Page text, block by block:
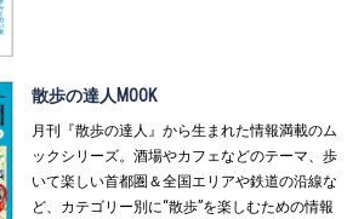
散歩の達人MOOK
月刊『散歩の達人』から生まれた情報満載のム
ックシリーズ。酒場やカフェなどのテーマ、歩
いて楽しい首都圏＆全国エリアや鉄道の沿線な
ど、カテゴリー別に“散歩”を楽しむための情報